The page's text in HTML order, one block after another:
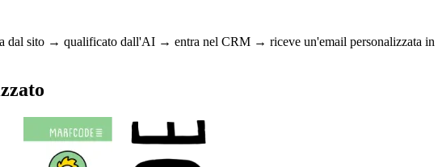
dal sito → qualificato dall'AI → entra nel CRM → riceve un'email personalizzata in